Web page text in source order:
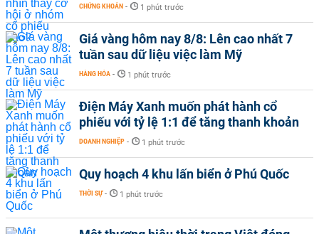
CHỨNG KHOÁN - 1 phút trước
Giá vàng hôm nay 8/8: Lên cao nhất 7
tuần sau dữ liệu việc làm Mỹ
HÀNG HÓA - 1 phút trước
Điện Máy Xanh muốn phát hành cổ
phiếu với tỷ lệ 1:1 để tăng thanh khoản
DOANH NGHIỆP - 1 phút trước
Quy hoạch 4 khu lấn biển ở Phú Quốc
THỜI SỰ - 1 phút trước